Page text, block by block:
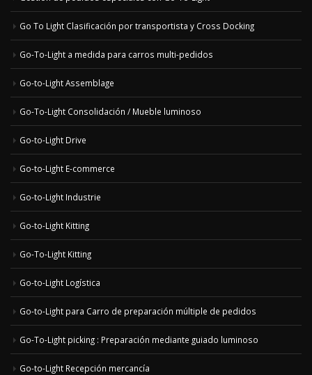
Go To Light Clasificación por transportista y Cross Docking
Go-To-Light a medida para carros multi-pedidos
Go-to-Light Assemblage
Go-To-Light Consolidación / Mueble luminoso
Go-to-Light Drive
Go-to-Light E-commerce
Go-to-Light Industrie
Go-to-Light Kitting
Go-To-Light Kitting
Go-to-Light Logística
Go-to-Light para Carro de preparación múltiple de pedidos
Go-To-Light picking : Preparación mediante guiado luminoso
Go-to-Light Recepción mercancía